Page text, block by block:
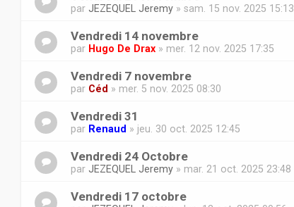
par JEZEQUEL Jeremy » sam. 15 nov. 2025 15:13
Vendredi 14 novembre
par Hugo De Drax » mer. 12 nov. 2025 17:35
Vendredi 7 novembre
par Céd » mer. 5 nov. 2025 08:30
Vendredi 31
par Renaud » jeu. 30 oct. 2025 12:45
Vendredi 24 Octobre
par JEZEQUEL Jeremy » mar. 21 oct. 2025 23:48
Vendredi 17 octobre